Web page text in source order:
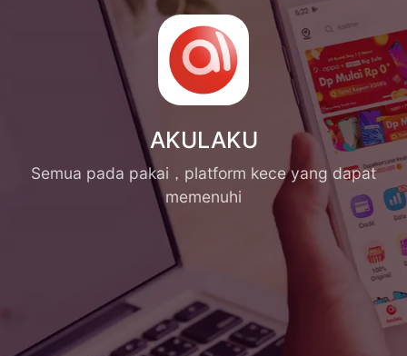
AKULAKU
Semua pada pakai，platform kece yang dapat
memenuhi